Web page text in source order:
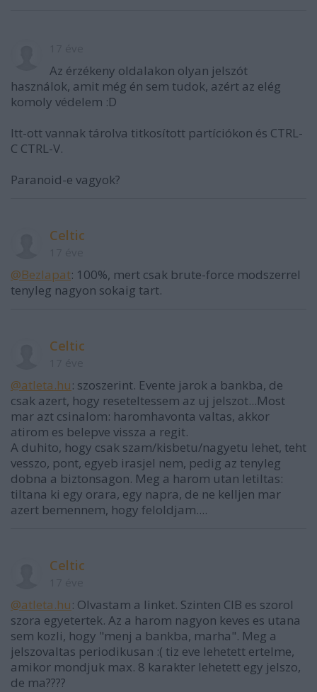
Az érzékeny oldalakon olyan jelszót
használok, amit még én sem tudok, azért az elég
komoly védelem :D
Itt-ott vannak tárolva titkosított partíciókon és CTRL-
C CTRL-V.
Paranoid-e vagyok?
Celtic
@Bezlapat: 100%, mert csak brute-force modszerrel
tenyleg nagyon sokaig tart.
Celtic
@atleta.hu: szoszerint. Evente jarok a bankba, de
csak azert, hogy reseteltessem az uj jelszot...Most
mar azt csinalom: haromhavonta valtas, akkor
atirom es belepve vissza a regit.
A duhito, hogy csak szam/kisbetu/nagyetu lehet, teht
vesszo, pont, egyeb irasjel nem, pedig az tenyleg
dobna a biztonsagon. Meg a harom utan letiltas:
tiltana ki egy orara, egy napra, de ne kelljen mar
azert bemennem, hogy feloldjam....
Celtic
@atleta.hu: Olvastam a linket. Szinten CIB es szorol
szora egyetertek. Az a harom nagyon keves es utana
sem kozli, hogy "menj a bankba, marha". Meg a
jelszovaltas periodikusan :( tiz eve lehetett ertelme,
amikor mondjuk max. 8 karakter lehetett egy jelszo,
de ma????